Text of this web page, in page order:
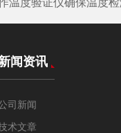
温度验证仪确保温度
闻资讯
司新闻
术文章